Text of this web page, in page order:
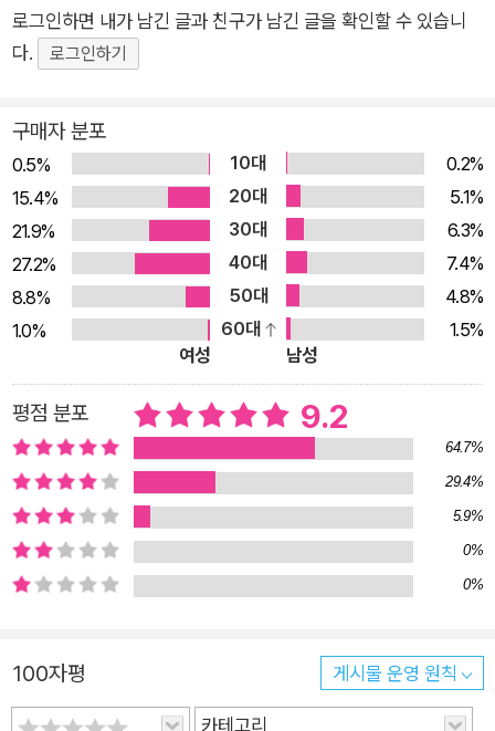
것만으로는 맞춤법을 끝낼 수 없다는 말이다. 총 20단계로 구성
된 이 책은 바로 이 관찰의 산물로, 우리 모두 한 번쯤은 실수해
봤을 문장으로 가득 차 있다. 언제 어디서든 검색만 하면 볼 수 있
접 만들어서 난이도순으로 배열한 3,000개의 예문과 각 단계가
끝나는 지점에서 짚고 넘어가야 할 간결한 설명만이 오밀조밀 늘
어서 있다. 독자는 책이 이끄는 대로 따라가기만 하면 된다. 거듭
실수할 것 같은 문제에 동그라미 치거나 두세 번 반복해서 읽지
않아도 된다. 저자가 미리, 한 번 보고도 충분히 기억할 만한 문제
는 한 번, 두 번은 봐야 머릿속에 각인될 문제는 두 번, 보고 또 보
아도 계속 틀리는 문제는 세 번까지 되풀이해 볼 수 있게 구성해
다. 그건 원인이 같기 때문이다. 이 책에서 김정선은 바로 그 ‘원
인’에 천착했으며, 가장 알맞은 해법을 제시했다. 맞춤법의 늪에
서 몇 년째 허우적거리는 우리 모두에게 확실한 해결책을 알려 줄
책이다. 맞춤법은 눈이 아니라 손끝에 익혀야 한다 연필 쥐고 쓰
면서 보는 ‘맞춤법 익힘책’ 이 책은 눈으로 읽는 책이 아니라 연필
을 쥐고 쓰면서 보는 책이다. ☞ 편지는 부치는 것, 불은 붙이는
것. ☞ 국수는 체에 밭치고, 제물은 하늘에 바치고, 찻잔은 쟁반에
은 머리로 이해할 것도, 눈에 담을 것도, 입으로 욀 것도 아니라는
사실을. 맞춤법 실수의 많은 부분은 ‘소릿값’ 때문에 생긴다. ‘부
로그인하면 내가 남긴 글과 친구가 남긴 글을 확인할 수 있습니
다.
로그인하기
구매자 분포
0.5% 10대
0.2%
15.4%
20대
5.1%
21.9%
30대
6.3%
27.2%
40대
7.4%
8.8%
50대
4.8%
1.0%
60대
1.5%
여성
남성
평점 분포 9.2
64.7%
29.4%
5.9%
0%
0%
100자평 게시물 운영 원칙
카테고리